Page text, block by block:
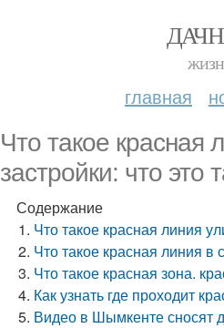
главная
Что такое красная
застройки: что это
Содержание
Что такое красная линия
Что такое красная линия
Что такое красная зона.
Как узнать где проходит
Видео в Шымкенте сносят